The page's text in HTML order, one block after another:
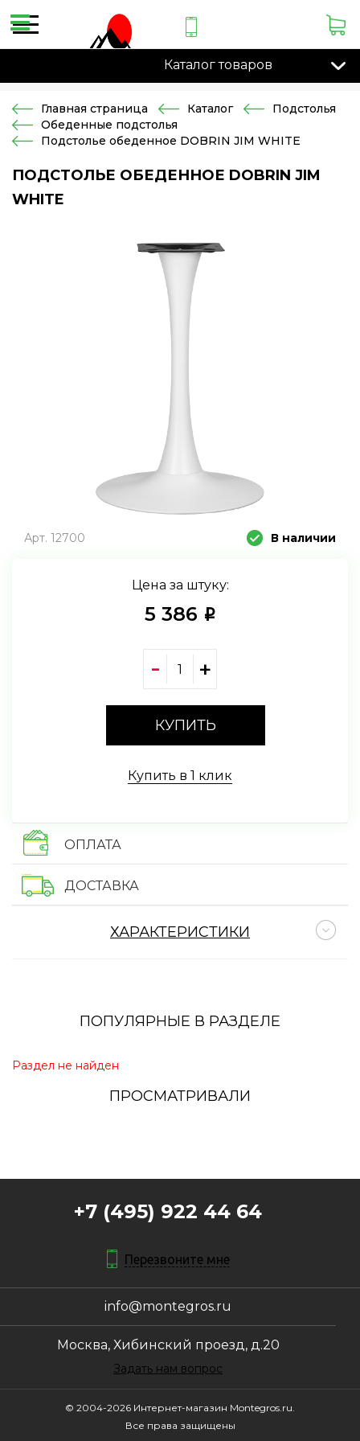
Каталог товаров
Главная страница Каталог
Подстолья
Обеденные подстолья
Подстолье обеденное DOBRIN JIM WHITE
ПОДСТОЛЬЕ ОБЕДЕННОЕ DOBRIN JIM
WHITE
Арт. 12700 В наличии
Цена за штуку:
5 386 i
КУПИТЬ
Купить в 1 клик
ОПЛАТА
ДОСТАВКА
ХАРАКТЕРИСТИКИ
ПОПУЛЯРНЫЕ В РАЗДЕЛЕ
Раздел не найден
ПРОСМАТРИВАЛИ
+7 (495) 922 44 64
Перезвоните мне
info@montegros.ru
Москва, Хибинский проезд, д.20
Задать нам вопрос
© 2004-2026 Интернет-магазин Montegros.ru.
Все права защищены